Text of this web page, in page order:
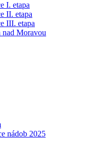
I. etapa
II. etapa
III. etapa
Moravou
nádob 2025